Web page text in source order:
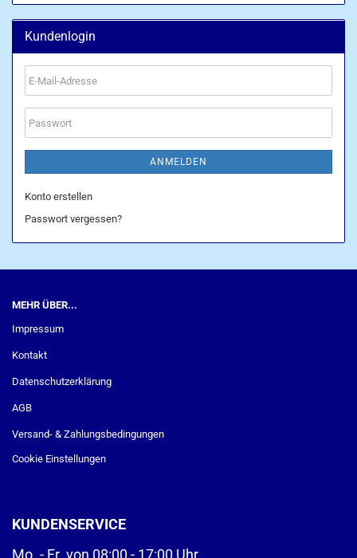
Kundenlogin
E-
Mail-
Adresse
Passwort
ANMELDEN
Konto erstellen
Passwort vergessen?
MEHR ÜBER...
Impressum
Kontakt
Datenschutzerklärung
AGB
Versand- & Zahlungsbedingungen
Cookie Einstellungen
KUNDENSERVICE
Mo. - Fr. von 08:00 - 17:00 Uhr